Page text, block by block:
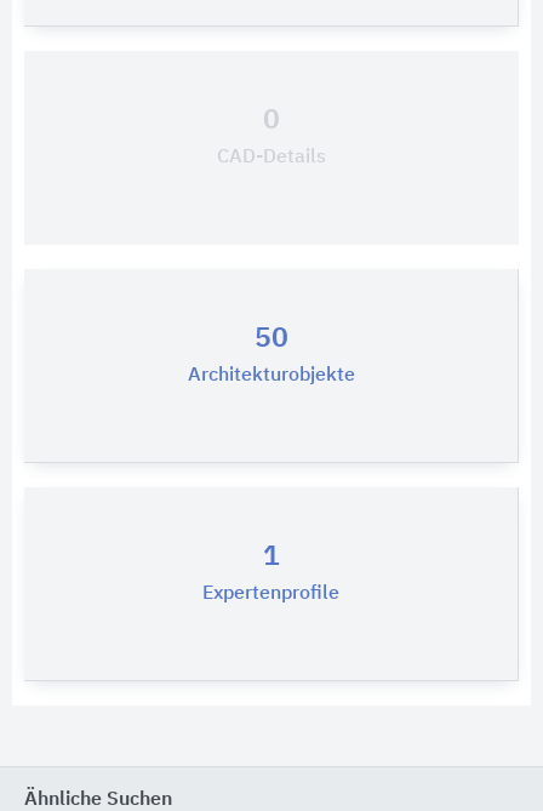
0
CAD-Details
50
Architekturobjekte
1
Expertenprofile
Ähnliche Suchen